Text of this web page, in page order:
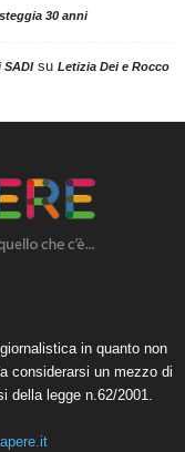
30 anni
SADIsu Letizia Dei e Rocco
in quanto non
considerarsi un mezzo di
della legge n.62/2001.